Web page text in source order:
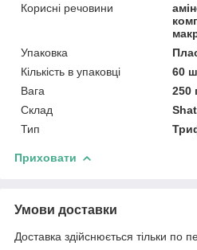
Корисні речовини
Упаковка
Кількість в упаковці
60
Вага
250
Склад
Тип
Приховати
Умови доставки
Доставка здійснюється тільки по